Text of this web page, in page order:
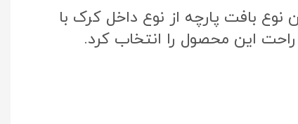
بافت پارچه از نوع داخل کرک با
این محصول را انتخاب کرد.